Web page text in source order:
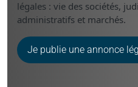
légales : vie des sociétés,
administratifs et marchés.
Je publie une annonce